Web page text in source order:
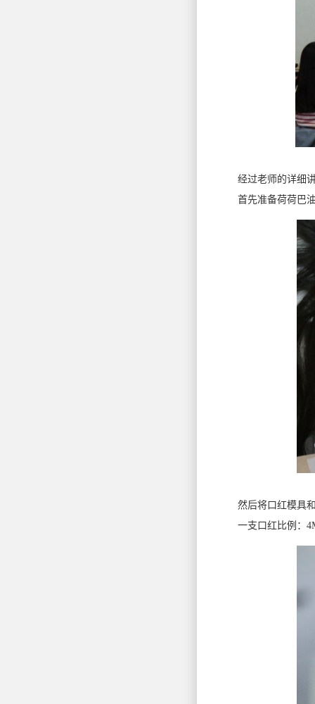
经过老师的详细讲
首先准备荷荷巴油
然后将口红模具和
一支口红比例：